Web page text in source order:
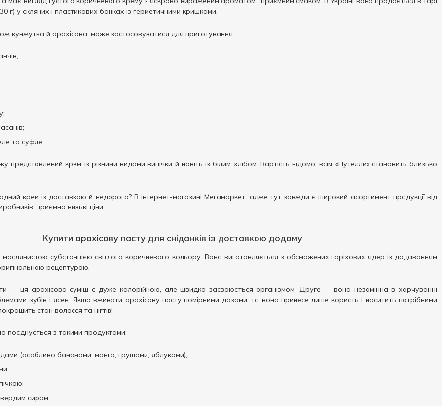
г) у скляних і пластикових банках із герметичними кришками.
кунжутна й арахісова, може застосовуватися для приготування:
та суфле.
крем із різними видами випічки й навіть із білим хлібом. Вартість відомої всім «Нутелли» становить близько
крем із доставкою й недорого? В інтернет-магазині Мегамаркет, адже тут завжди є широкий асортимент продукції від
приємно низькі ціни.
Купити арахісову пасту для сніданків із доставкою додому
субстанцією світлого коричневого кольору. Вона виготовляється з обсмажених горіхових ядер із додаванням
рецептурою.
— ця арахісова суміш є дуже калорійною, але швидко засвоюється організмом. Друге — вона незамінна в харчуванні
зубів і ясен. Якщо вживати арахісову пасту помірними дозами, то вона принесе лише користь і наситить потрібними
стан волосся та нігтів!
поєднується з такими продуктами:
(особливо бананами, манго, грушами, яблуками);
сиром;